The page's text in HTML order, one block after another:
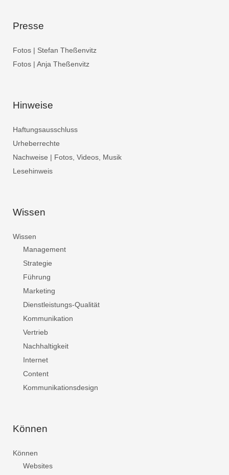
Presse
Fotos | Stefan Theßenvitz
Fotos | Anja Theßenvitz
Hinweise
Haftungsausschluss
Urheberrechte
Nachweise | Fotos, Videos, Musik
Lesehinweis
Wissen
Wissen
Management
Strategie
Führung
Marketing
Dienstleistungs-Qualität
Kommunikation
Vertrieb
Nachhaltigkeit
Internet
Content
Kommunikationsdesign
Können
Können
Websites